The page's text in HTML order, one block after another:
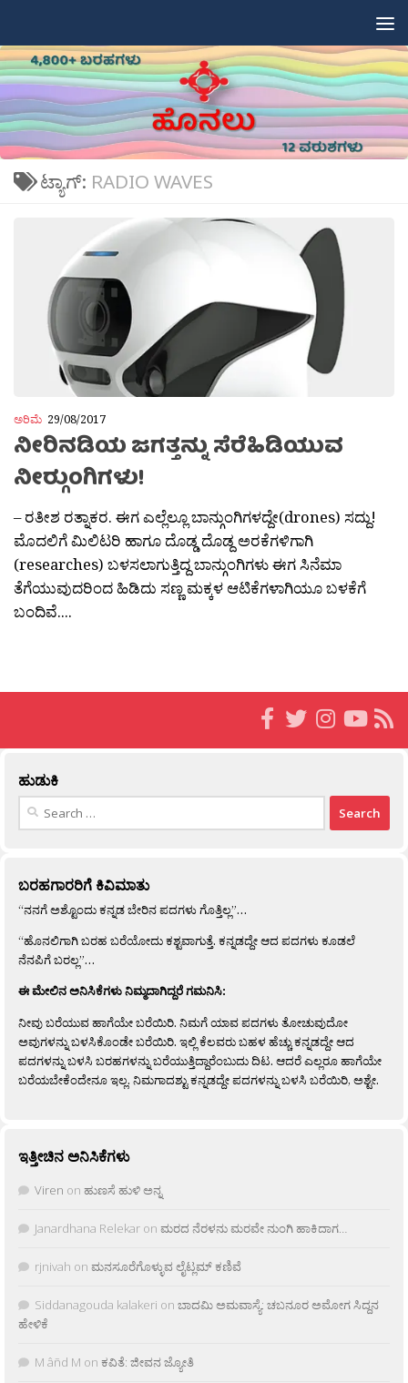
ಟ್ಯಾಗ್: RADIO WAVES
ಅರಿಮೆ 29/08/2017
ನೀರಿನಡಿಯ ಜಗತ್ತನ್ನು ಸೆರೆಹಿಡಿಯುವ
ನೀರ‍್ಗುಂಗಿಗಳು!
– ರತೀಶ ರತ್ನಾಕರ. ಈಗ ಎಲ್ಲೆಲ್ಲೂ ಬಾನ್ಗುಂಗಿಗಳದ್ದೇ(drones) ಸದ್ದು!
ಮೊದಲಿಗೆ ಮಿಲಿಟರಿ ಹಾಗೂ ದೊಡ್ಡ ದೊಡ್ದ ಅರಕೆಗಳಿಗಾಗಿ
(researches) ಬಳಸಲಾಗುತ್ತಿದ್ದ ಬಾನ್ಗುಂಗಿಗಳು ಈಗ ಸಿನೆಮಾ
ತೆಗೆಯುವುದರಿಂದ ಹಿಡಿದು ಸಣ್ಣ ಮಕ್ಕಳ ಆಟಿಕೆಗಳಾಗಿಯೂ ಬಳಕೆಗೆ
ಬಂದಿವೆ....
ಹುಡುಕಿ
Search
ಬರಹಗಾರರಿಗೆ ಕಿವಿಮಾತು
“ನನಗೆ ಅಶ್ಟೊಂದು ಕನ್ನಡ ಬೇರಿನ ಪದಗಳು ಗೊತ್ತಿಲ್ಲ”…
“ಹೊನಲಿಗಾಗಿ ಬರಹ ಬರೆಯೋದು ಕಶ್ಟವಾಗುತ್ತೆ. ಕನ್ನಡದ್ದೇ ಆದ ಪದಗಳು ಕೂಡಲೆ
ನೆನಪಿಗೆ ಬರಲ್ಲ”…
ಈ ಮೇಲಿನ ಅನಿಸಿಕೆಗಳು ನಿಮ್ಮದಾಗಿದ್ದರೆ ಗಮನಿಸಿ:
ನೀವು ಬರೆಯುವ ಹಾಗೆಯೇ ಬರೆಯಿರಿ. ನಿಮಗೆ ಯಾವ ಪದಗಳು ತೋಚುವುದೋ
ಅವುಗಳನ್ನು ಬಳಸಿಕೊಂಡೇ ಬರೆಯಿರಿ. ಇಲ್ಲಿ ಕೆಲವರು ಬಹಳ ಹೆಚ್ಚು ಕನ್ನಡದ್ದೇ ಆದ
ಪದಗಳನ್ನು ಬಳಸಿ ಬರಹಗಳನ್ನು ಬರೆಯುತ್ತಿದ್ದಾರೆಂಬುದು ದಿಟ. ಆದರೆ ಎಲ್ಲರೂ ಹಾಗೆಯೇ
ಬರೆಯಬೇಕೆಂದೇನೂ ಇಲ್ಲ. ನಿಮಗಾದಶ್ಟು ಕನ್ನಡದ್ದೇ ಪದಗಳನ್ನು ಬಳಸಿ ಬರೆಯಿರಿ, ಅಶ್ಟೇ.
ಇತ್ತೀಚಿನ ಅನಿಸಿಕೆಗಳು
Viren on ಹುಣಸೆ ಹುಳಿ ಅನ್ನ
Janardhana Relekar on ಮರದ ನೆರಳನು ಮರವೇ ನುಂಗಿ ಹಾಕಿದಾಗ…
rjnivah on ಮನಸೂರೆಗೊಳ್ಳುವ ಲೈಟ್ಲಮ್ ಕಣಿವೆ
Siddanagouda kalakeri on ಬಾದಮಿ ಅಮವಾಸ್ಯೆ: ಚಬನೂರ ಅಮೋಗ ಸಿದ್ದನ
ಹೇಳಿಕೆ
M âñd M on ಕವಿತೆ: ಜೀವನ ಜ್ಯೋತಿ